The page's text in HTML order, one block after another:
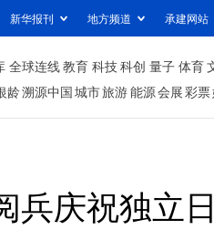
新华报刊 地方频道 承建网站
全球连线教育 科技科创 量子 体育
龄溯源中国城市旅游能源会展彩票
兵庆祝独立日